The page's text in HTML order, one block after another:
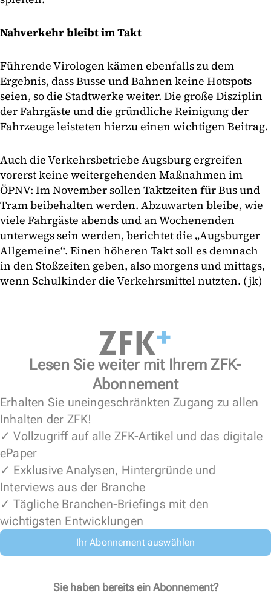
Nahverkehr bleibt im Takt
Führende Virologen kämen ebenfalls zu dem
Ergebnis, dass Busse und Bahnen keine Hotspots
seien, so die Stadtwerke weiter. Die große Disziplin
der Fahrgäste und die gründliche Reinigung der
Fahrzeuge leisteten hierzu einen wichtigen Beitrag.
Auch die Verkehrsbetriebe Augsburg ergreifen
vorerst keine weitergehenden Maßnahmen im
ÖPNV: Im November sollen Taktzeiten für Bus und
Tram beibehalten werden. Abzuwarten bleibe, wie
viele Fahrgäste abends und an Wochenenden
unterwegs sein werden, berichtet die „Augsburger
Allgemeine“. Einen höheren Takt soll es demnach
in den Stoßzeiten geben, also morgens und mittags,
wenn Schulkinder die Verkehrsmittel nutzten. (jk)
Lesen Sie weiter mit Ihrem ZFK-
Abonnement
Erhalten Sie uneingeschränkten Zugang zu allen
Inhalten der ZFK!
✓ Vollzugriff auf alle ZFK-Artikel und das digitale
ePaper
✓ Exklusive Analysen, Hintergründe und
Interviews aus der Branche
✓ Tägliche Branchen-Briefings mit den
wichtigsten Entwicklungen
Ihr Abonnement auswählen
Sie haben bereits ein Abonnement?